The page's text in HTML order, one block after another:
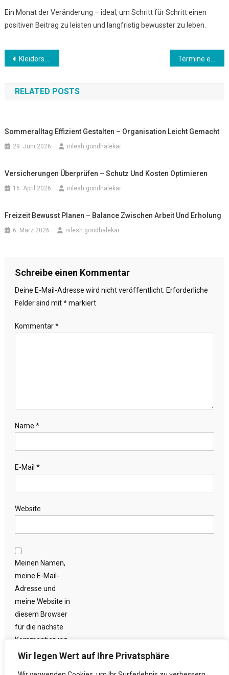
Wir legen Wert auf Ihre Privatsphäre
Ein Monat der Veränderung – ideal, um Schritt für Schritt einen
positiven Beitrag zu leisten und langfristig bewusster zu leben.
Beitrags-
Navigation
Kleiderschrank organisieren – Sommerfit werden
RELATED POSTS
Sommeralltag Effizient Gestalten – Organisation Leicht Gemacht
29. Juni 2026 nilesh.gondhalekar
Versicherungen Überprüfen – Schutz Und Kosten Optimieren
16. April 2026 nilesh.gondhalekar
Freizeit Bewusst Planen – Balance Zwischen Arbeit Und Erholung
6. März 2026 nilesh.gondhalekar
Schreibe einen Kommentar
Deine E-Mail-Adresse wird nicht veröffentlicht. Erforderliche
Felder sind mit*markiert
Kommentar*
Name *
E-Mail *
Website
Meinen Namen,
meine E-Mail-
Adresse und
meine Website in
diesem Browser
für die nächste
Kommentierung
speichern.